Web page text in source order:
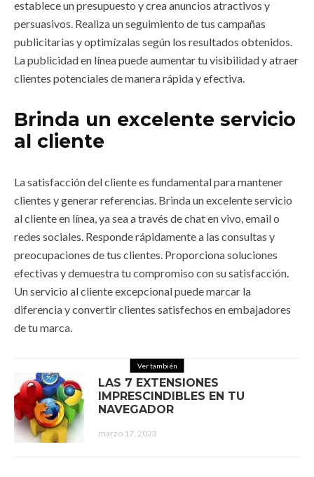
establece un presupuesto y crea anuncios atractivos y
persuasivos. Realiza un seguimiento de tus campañas
publicitarias y optimízalas según los resultados obtenidos.
La publicidad en línea puede aumentar tu visibilidad y atraer
clientes potenciales de manera rápida y efectiva.
Brinda un excelente servicio
al cliente
La satisfacción del cliente es fundamental para mantener
clientes y generar referencias. Brinda un excelente servicio
al cliente en línea, ya sea a través de chat en vivo, email o
redes sociales. Responde rápidamente a las consultas y
preocupaciones de tus clientes. Proporciona soluciones
efectivas y demuestra tu compromiso con su satisfacción.
Un servicio al cliente excepcional puede marcar la
diferencia y convertir clientes satisfechos en embajadores
de tu marca.
Ver también
LAS 7 EXTENSIONES
IMPRESCINDIBLES EN TU
NAVEGADOR
marzo 17, 2023